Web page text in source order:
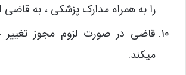
را به همراه مدارک پزشکی ، به قاضی
قاضی در صورت لزوم مجوز
میکند.